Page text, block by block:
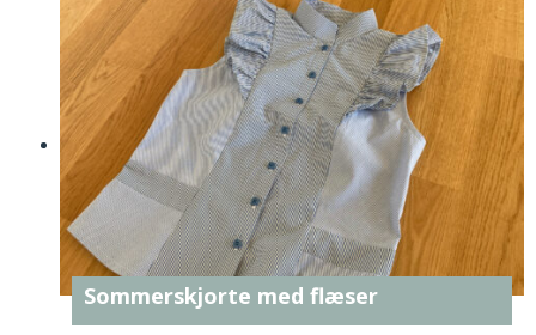
Sommerskjorte med flæser